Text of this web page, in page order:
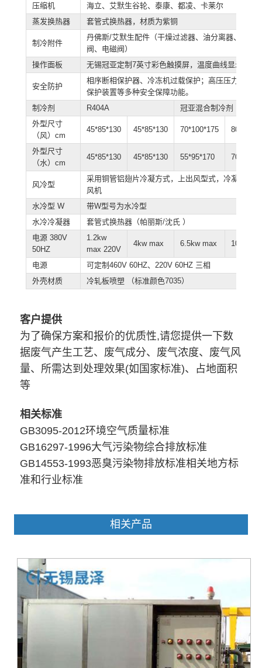
压缩机
海立、艾默生谷轮、泰康、都凌、卡莱尔
蒸发换热器
套管式换热器，材质为紫铜
制冷附件
丹佛斯/艾默生配件（干燥过滤器、油分离器、高低
阀、电磁阀）
操作面板
无锡冠亚定制7英寸彩色触摸屏，温度曲线显示
安全防护
相序断相保护器、冷冻机过载保护；高压压力开关
保护装置等多种安全保障功能。
制冷剂
R404A
冠亚混合制冷剂
外型尺寸
（风）cm
45*85*130 45*85*130 70*100*175
外型尺寸
（水）cm
45*85*130 45*85*130 55*95*170
风冷型
采用铜管铝翅片冷凝方式，上出风型式，冷凝风机
风机
水冷型 W
带W型号为水冷型
水冷冷凝器
套管式换热器（帕丽斯/沈氏 ）
电源 380V
50HZ
1.2kw
max 220V
4kw max 6.5kw max 10kw
电源
可定制460V 60HZ、220V 60HZ 三相
外壳材质
冷轧板喷塑 （标准颜色7035）
客户提供
为了确保方案和报价的优质性,请您提供一下数
据废气产生工艺、废气成分、废气浓度、废气风
量、所需达到处理效果(如国家标准)、占地面积
等
相关标准
GB3095-2012环境空气质量标准
GB16297-1996大气污染物综合排放标准
GB14553-1993恶臭污染物排放标准相关地方标
准和行业标准
相关产品